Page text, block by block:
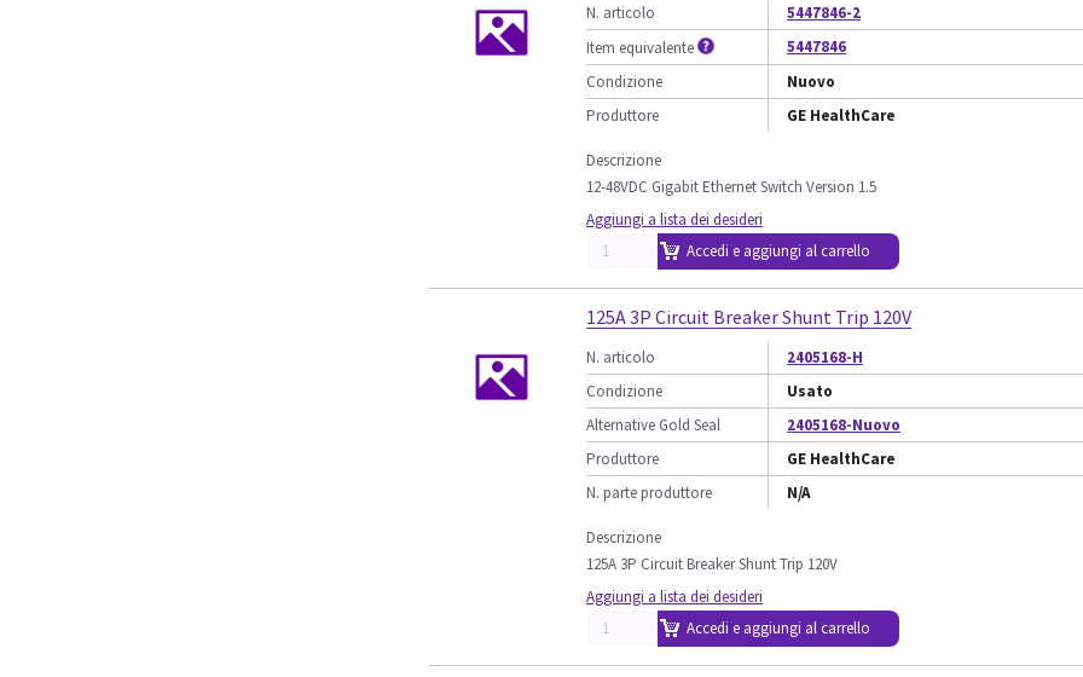
N. articolo
5447846-2
Item equivalente
5447846
Condizione
Nuovo
Produttore
GE HealthCare
Descrizione
12-48VDC Gigabit Ethernet Switch Version 1.5
Aggiungi a lista dei desideri
Accedi e aggiungi al carrello
125A 3P Circuit Breaker Shunt Trip 120V
N. articolo
2405168-H
Condizione
Usato
Alternative Gold Seal
2405168-Nuovo
Produttore
GE HealthCare
N. parte produttore
N/A
Descrizione
125A 3P Circuit Breaker Shunt Trip 120V
Aggiungi a lista dei desideri
Accedi e aggiungi al carrello